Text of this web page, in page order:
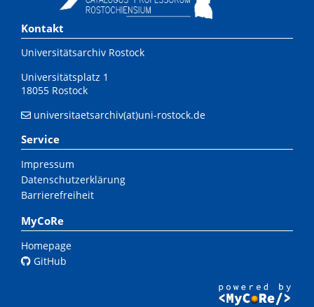
Kontakt
Universitätsarchiv Rostock
Universitätsplatz 1
18055 Rostock
universitaetsarchiv(at)uni-rostock.de
Service
Impressum
Datenschutzerklärung
Barrierefreiheit
MyCoRe
Homepage
GitHub